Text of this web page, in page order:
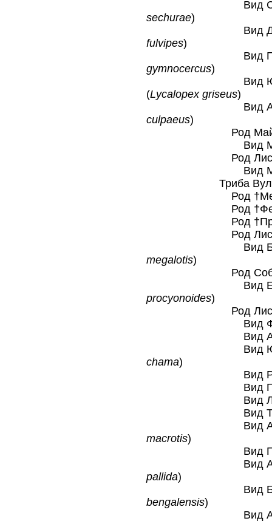
Вид
sechurae)
Вид
fulvipes)
Вид
gymnocercus)
Вид
(Lycalopex griseus)
Вид
culpaeus)
Род
Вид
Род Лисицы
Вид Малая
Триба
Род
Род
Род
Род Лисицы
Вид
megalotis)
Род Собаки
Вид
procyonoides)
Род Лисицы
Вид
Вид
Вид
chama)
Вид Рыжая
Вид
Вид Лисица-
Вид
Вид
macrotis)
Вид
Вид
pallida)
Вид
bengalensis)
Вид